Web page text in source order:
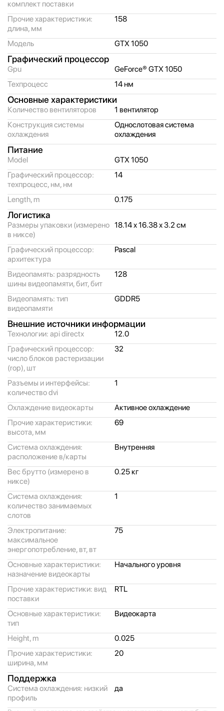
комплект поставки
Прочие характеристики:
длина, мм
158
Модель GTX 1050
Графический процессор
Gpu
GeForce® GTX 1050
Техпроцесс
14 нм
Основные характеристики
Количество вентиляторов
1 вентилятор
Конструкция системы
охлаждения
Однослотовая система
охлаждения
Питание
Model
GTX 1050
Графический процессор:
техпроцесс, нм, нм
14
Length, m 0.175
Логистика
Размеры упаковки (измерено
в никсе)
18.14 x 16.38 x 3.2 см
Графический процессор:
архитектура
Pascal
Видеопамять: разрядность
шины видеопамяти, бит, бит
128
Видеопамять: тип
видеопамяти
GDDR5
Внешние источники информации
Технологии: api directx
12.0
Графический процессор:
число блоков растеризации
(rop), шт
32
Разъемы и интерфейсы:
количество dvi
1
Охлаждение видеокарты
Активное охлаждение
Прочие характеристики:
высота, мм
69
Система охлаждения:
расположение в/карты
Внутренняя
Вес брутто (измерено в
никсе)
0.25 кг
Система охлаждения:
количество занимаемых
слотов
1
Электропитание:
максимальное
энергопотребление, вт, вт
75
Основные характеристики:
назначение видеокарты
Начального уровня
Прочие характеристики: вид
поставки
RTL
Основные характеристики:
тип
Видеокарта
Height, m
0.025
Прочие характеристики:
ширина, мм
20
Поддержка
Система охлаждения: низкий
профиль
да